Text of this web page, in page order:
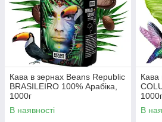
Кава в зернах Beans Republic
BRASILEIRO 100% Арабіка,
1000г
В наявності
Кава
1000г
В